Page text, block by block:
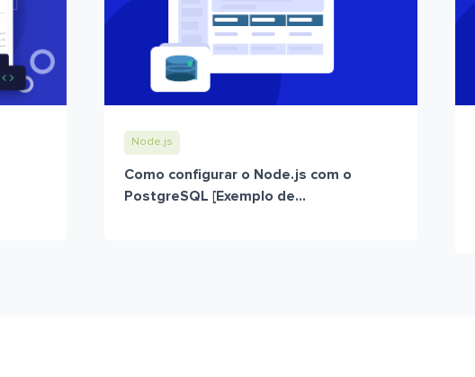
Node.js
Como configurar o Node.js com o
PostgreSQL [Exemplo de...